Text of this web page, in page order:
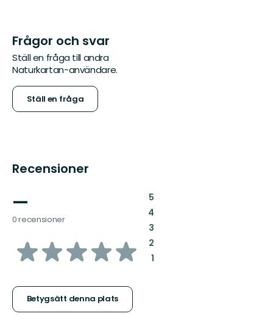
Frågor och svar
Ställ en fråga till andra
Naturkartan-användare.
Ställ en fråga
Recensioner
—
0 recensioner
av
stjärnor
Betygsätt denna plats
5:
4:
3:
2:
1: